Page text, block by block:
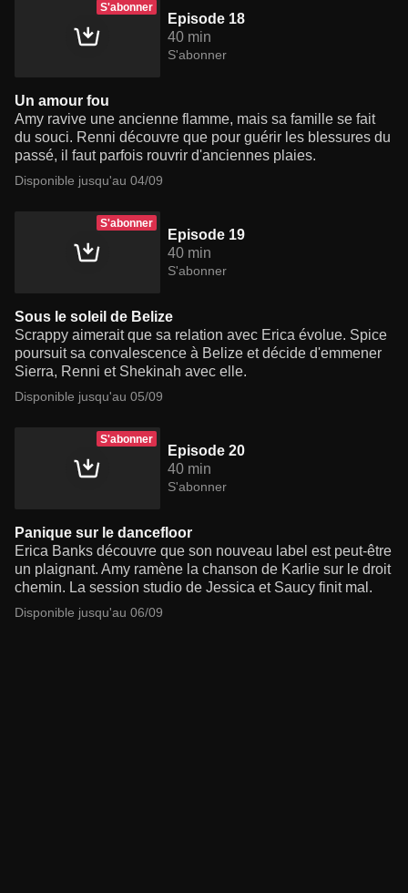
S'abonner
Episode 18
40 min
S'abonner
Un amour fou
Amy ravive une ancienne flamme, mais sa famille se fait
du souci. Renni découvre que pour guérir les blessures du
passé, il faut parfois rouvrir d'anciennes plaies.
Disponible jusqu'au 04/09
S'abonner
Episode 19
40 min
S'abonner
Sous le soleil de Belize
Scrappy aimerait que sa relation avec Erica évolue. Spice
poursuit sa convalescence à Belize et décide d'emmener
Sierra, Renni et Shekinah avec elle.
Disponible jusqu'au 05/09
S'abonner
Episode 20
40 min
S'abonner
Panique sur le dancefloor
Erica Banks découvre que son nouveau label est peut-être
un plaignant. Amy ramène la chanson de Karlie sur le droit
chemin. La session studio de Jessica et Saucy finit mal.
Disponible jusqu'au 06/09